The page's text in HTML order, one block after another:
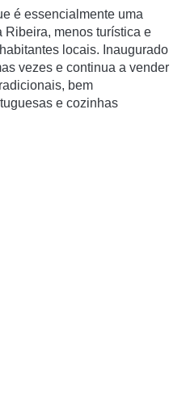
é essencialmente uma
Ribeira, menos turística e
locais. Inaugurado
vezes e continua a vender
bem
e cozinhas